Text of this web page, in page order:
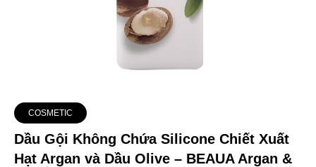
COSMETIC
Dầu Gội Không Chứa Silicone Chiết Xuất
Hạt Argan và Dầu Olive – BEAUA Argan &